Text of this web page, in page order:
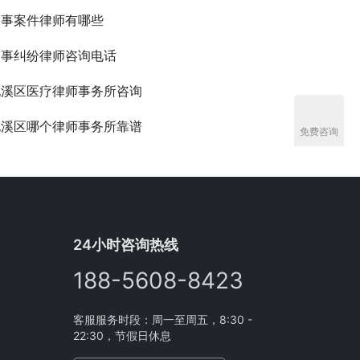
案件律师有哪些
纠纷律师咨询电话
区医疗律师事务所咨询
区哪个律师事务所靠谱
24小时咨询热线
188-5608-8423
客服服务时段：周一至周五，8:30 -
22:30，节假日休息
免费咨询